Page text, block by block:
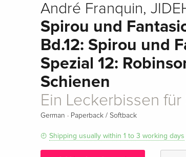
André Franquin,
Spirou und
Bd.12: Spirou und
Spezial 12:
Schienen
Ein Leckerbissen
German · Paperback / Softback
Shipping usually within 1 to 3 working days